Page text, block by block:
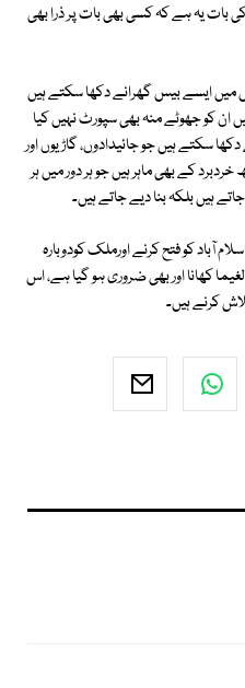
بات یہ ہے کہ کسی بھی بات پر ذرا بھی
ایسے بیس گھرانے دکھا سکتے ہیں
ان کو جھوٹے منہ بھی سپورٹ نہیں کیا
سکتے ہیں جو جائیدادوں، گاڑیوں اور
کے بھی ماہر ہیں جو ہر دور میں ہر
ہیں بلکہ بنا دیے جاتے ہیں۔
آباد کو فتح کرنے اورملک کودوبارہ
کھانا اور بھی ضروری ہو گیا ہے، اس
کرنے ہیں۔